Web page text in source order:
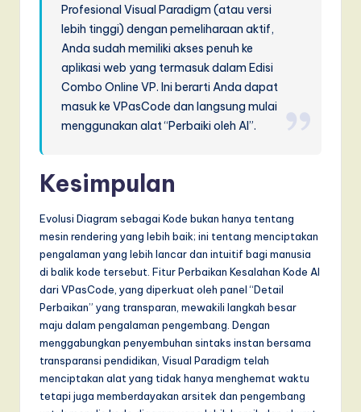
Profesional Visual Paradigm (atau versi
lebih tinggi) dengan pemeliharaan aktif,
Anda sudah memiliki akses penuh ke
aplikasi web yang termasuk dalam Edisi
Combo Online VP. Ini berarti Anda dapat
masuk ke VPasCode dan langsung mulai
menggunakan alat “Perbaiki oleh AI”.
Kesimpulan
Evolusi Diagram sebagai Kode bukan hanya tentang
mesin rendering yang lebih baik; ini tentang menciptakan
pengalaman yang lebih lancar dan intuitif bagi manusia
di balik kode tersebut. Fitur Perbaikan Kesalahan Kode AI
dari VPasCode, yang diperkuat oleh panel “Detail
Perbaikan” yang transparan, mewakili langkah besar
maju dalam pengalaman pengembang. Dengan
menggabungkan penyembuhan sintaks instan bersama
transparansi pendidikan, Visual Paradigm telah
menciptakan alat yang tidak hanya menghemat waktu
tetapi juga memberdayakan arsitek dan pengembang